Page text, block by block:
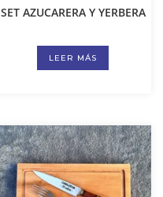
SET AZUCARERA Y YERBERA
LEER MÁS